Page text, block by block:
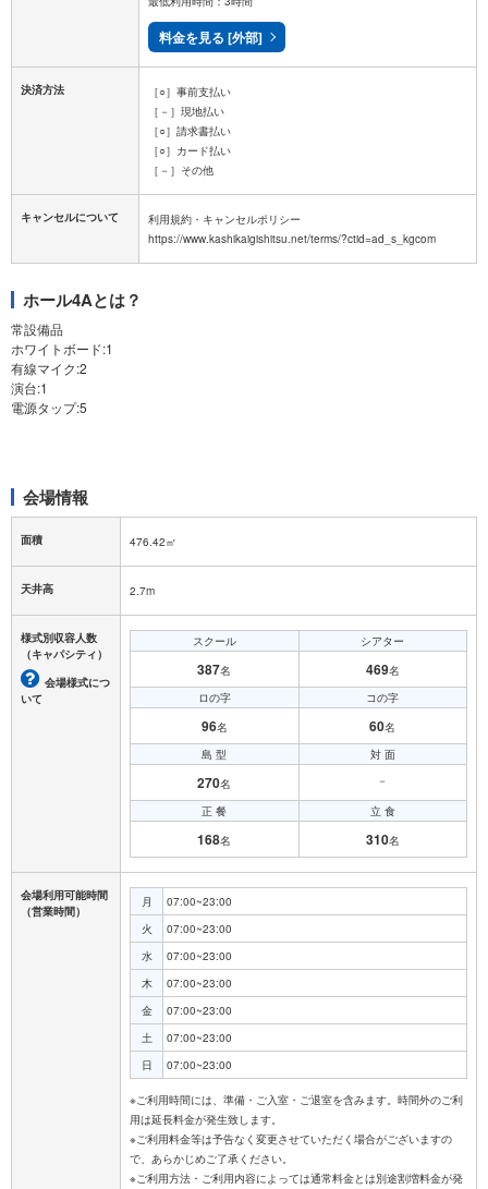
料金を見る [外部]
決済方法
［○］事前支払い
［－］現地払い
［○］請求書払い
［○］カード払い
［－］その他
キャンセルについて
利用規約・キャンセルポリシー
ホール4Aとは？
常設備品
ホワイトボード:1
有線マイク:2
演台:1
電源タップ:5
会場情報
面積 476.42㎡
天井高 2.7m
様式別収容人数
（キャパシティ）
会場様式につ
いて
スクール
387名
シアター
469名
ロの字
96名
コの字
60名
島 型
270名
対 面
－
正 餐
168名
立 食
310名
会場利用可能時間
（営業時間）
月
07:00~23:00
火
07:00~23:00
水
07:00~23:00
木
07:00~23:00
金
07:00~23:00
土
07:00~23:00
日
07:00~23:00
※ご利用時間には、準備・ご入室・ご退室を含みます。時間外のご利
用は延長料金が発生致します。
※ご利用料金等は予告なく変更させていただく場合がございますの
で、あらかじめご了承ください。
※ご利用方法・ご利用内容によっては通常料金とは別途割増料金が発